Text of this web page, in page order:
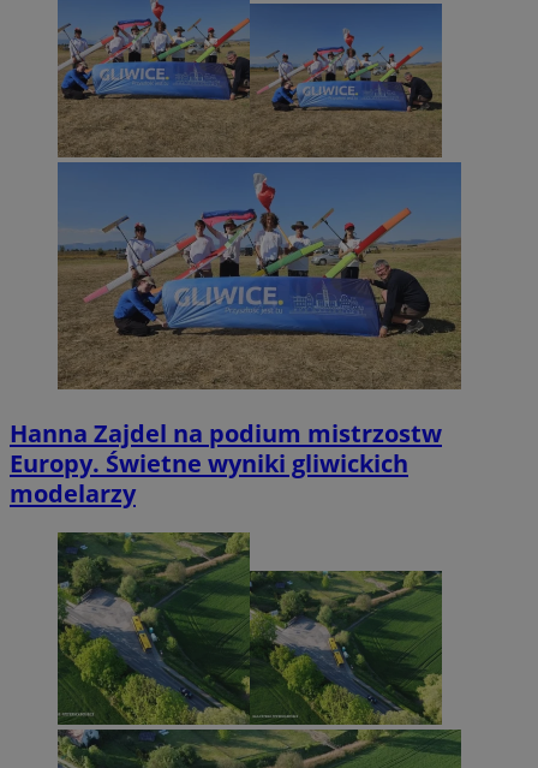
Hanna Zajdel na podium mistrzostw
Europy. Świetne wyniki gliwickich
modelarzy